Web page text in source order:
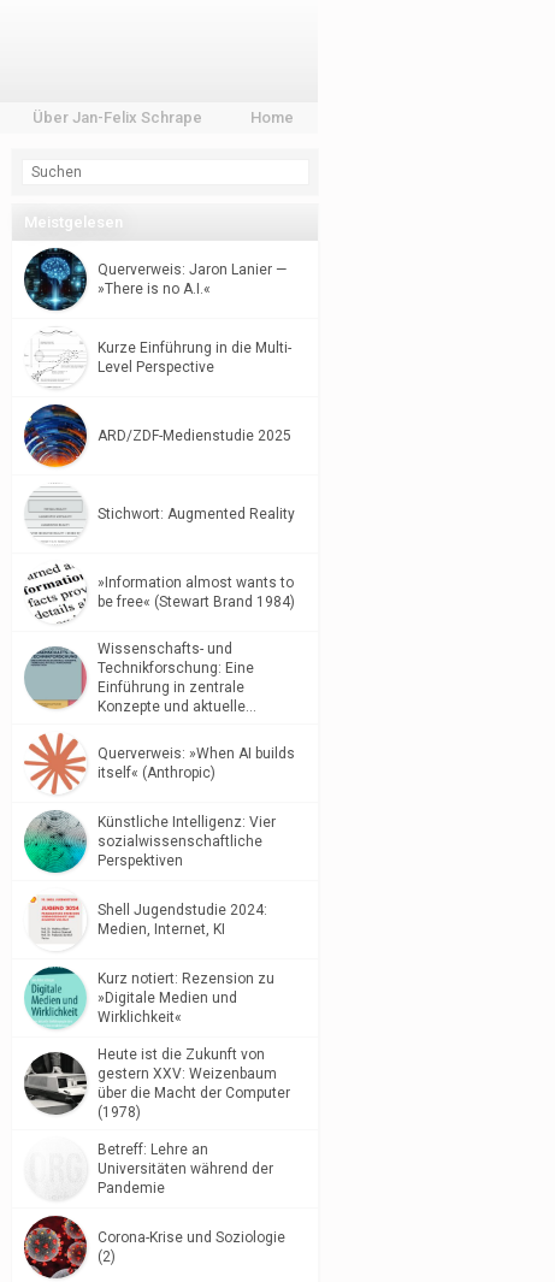
Home
Über Jan-Felix Schrape
Meistgelesen
Querverweis: Jaron Lanier —
»There is no A.I.«
Kurze Einführung in die Multi-
Level Perspective
ARD/ZDF-Medienstudie 2025
Stichwort: Augmented Reality
»Information almost wants to
be free« (Stewart Brand 1984)
Wissenschafts- und
Technikforschung: Eine
Einführung in zentrale
Konzepte und aktuelle…
Querverweis: »When AI builds
itself« (Anthropic)
Künstliche Intelligenz: Vier
sozialwissenschaftliche
Perspektiven
Shell Jugendstudie 2024:
Medien, Internet, KI
Kurz notiert: Rezension zu
»Digitale Medien und
Wirklichkeit«
Heute ist die Zukunft von
gestern XXV: Weizenbaum
über die Macht der Computer
(1978)
Betreff: Lehre an
Universitäten während der
Pandemie
Corona-Krise und Soziologie
(2)